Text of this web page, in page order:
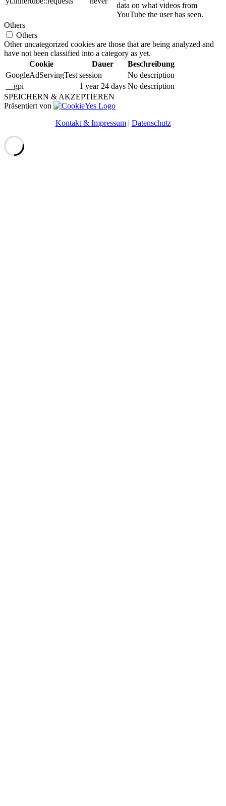
data on what videos from
YouTube the user has seen.
Others
Others
Other uncategorized cookies are those that are being analyzed and
have not been classified into a category as yet.
Cookie
Dauer
Beschreibung
GoogleAdServingTest session
No description
__gpi
1 year 24 days No description
SPEICHERN & AKZEPTIEREN
Präsentiert von
Kontakt & Impressum| Datenschutz